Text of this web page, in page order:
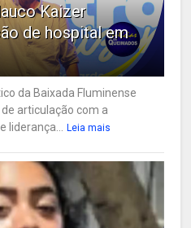
Kaizer
de hospital em
da Baixada Fluminense
articulação com a
Leia mais